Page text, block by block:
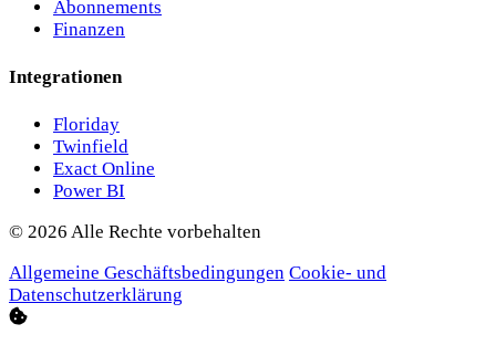
Abonnements
Finanzen
Integrationen
Floriday
Twinfield
Exact Online
Power BI
© 2026 Alle Rechte vorbehalten
Allgemeine Geschäftsbedingungen Cookie- und
Datenschutzerklärung